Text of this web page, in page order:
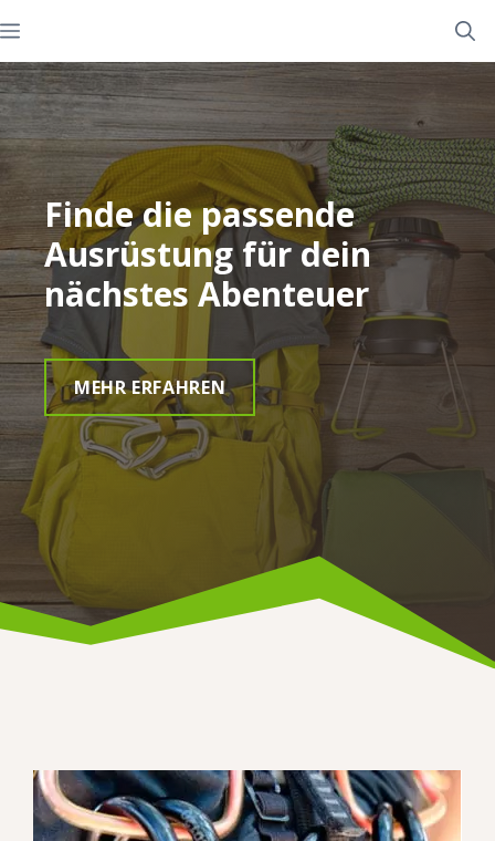
Zum
Inhalt
springen
Menü
Finde die passende
Ausrüstung für dein
nächstes Abenteuer
MEHR ERFAHREN